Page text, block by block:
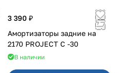
3 390 ₽
Амортизаторы задние на
2170 PROJECT С -30
В наличии